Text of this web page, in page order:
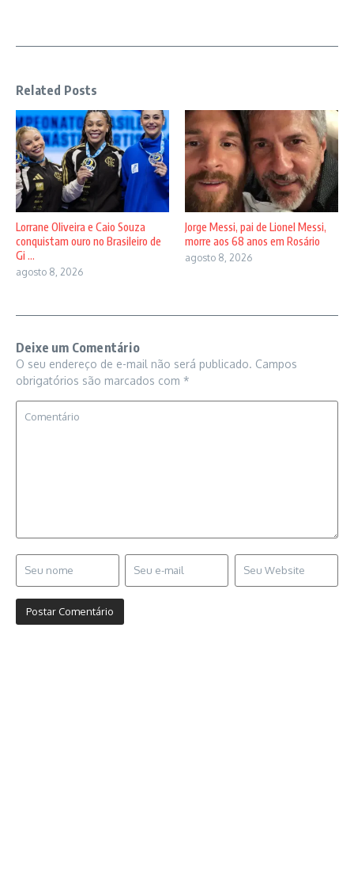
Related Posts
Lorrane Oliveira e Caio Souza
conquistam ouro no Brasileiro de
Gi ...
agosto 8, 2026
Jorge Messi, pai de Lionel Messi,
morre aos 68 anos em Rosário
agosto 8, 2026
Deixe um Comentário
O seu endereço de e-mail não será publicado. Campos
obrigatórios são marcados com *